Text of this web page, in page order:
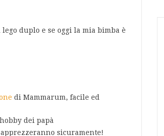
duplo e se oggi la mia bimba è
di Mammarum, facile ed
dei papà
sicuramente!